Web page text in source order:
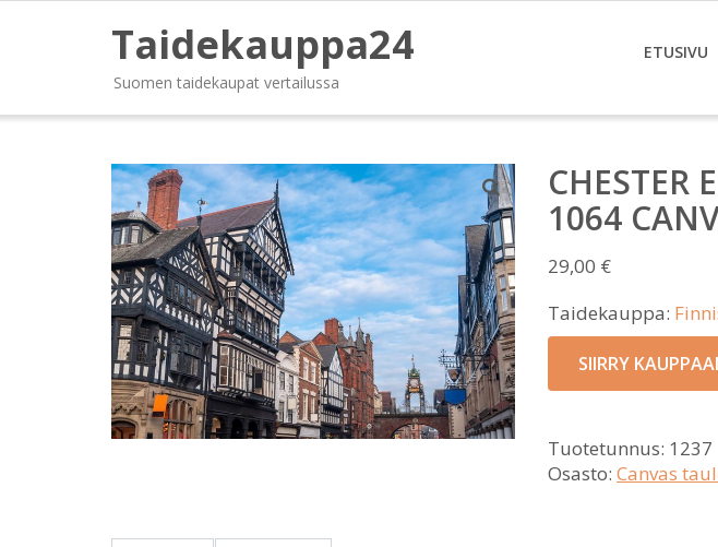
Taidekauppa24
Suomen taidekaupat vertailussa
ETUSIVU
CHESTER
1064
29,00 €
Taidekauppa:
SIIRRY
Tuotetunnus: 1237
Osasto: Canvas